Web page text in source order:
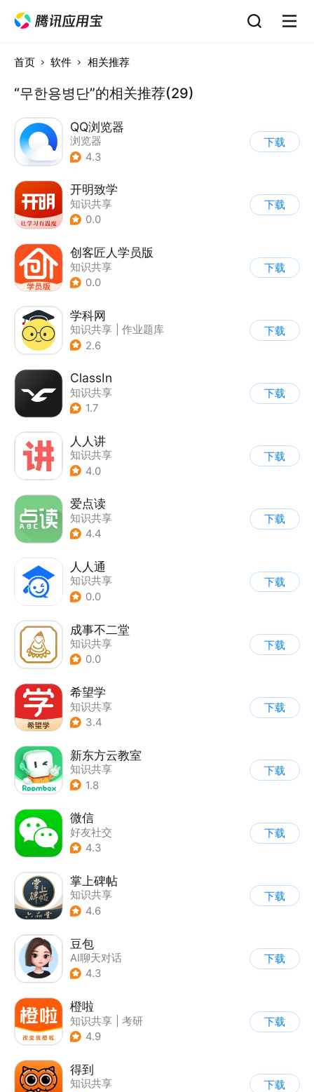
首页 软件 相关推荐
“무한용병단”的相关推荐(29)
QQ浏览器
浏览器
4.3
下载
开明致学
知识共享
0.0
下载
创客匠人学员版
知识共享
0.0
下载
学科网
知识共享
作业题库
2.6
下载
ClassIn
知识共享
1.7
下载
人人讲
知识共享
4.0
下载
爱点读
知识共享
4.4
下载
人人通
知识共享
0.0
下载
成事不二堂
知识共享
0.0
下载
希望学
知识共享
3.4
下载
新东方云教室
知识共享
1.8
下载
微信
好友社交
4.3
下载
掌上碑帖
知识共享
4.6
下载
豆包
AI聊天对话
4.3
下载
橙啦
知识共享
考研
4.9
下载
得到
知识共享
下载